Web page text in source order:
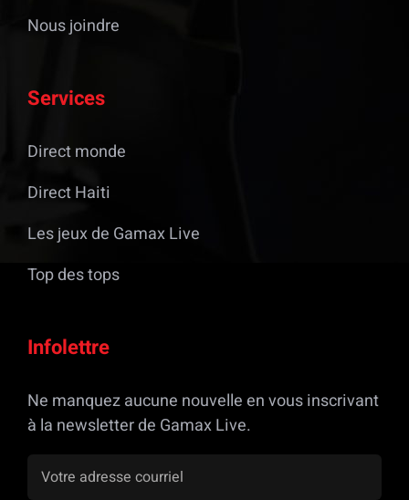
Nous joindre
Services
Direct monde
Direct Haiti
Les jeux de Gamax Live
Top des tops
Infolettre
Ne manquez aucune nouvelle en vous inscrivant
à la newsletter de Gamax Live.